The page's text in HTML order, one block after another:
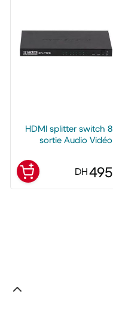
HDMI splitter switch 8
sortie Audio Vidéo
495
DH